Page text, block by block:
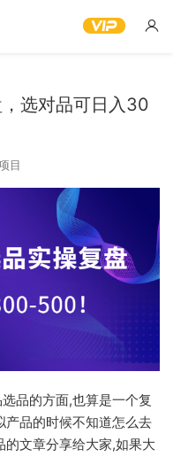
选对品可日入30
目
品的方面,也算是一个复
产品的时候不知道怎么去
文章分享给大家,如果大